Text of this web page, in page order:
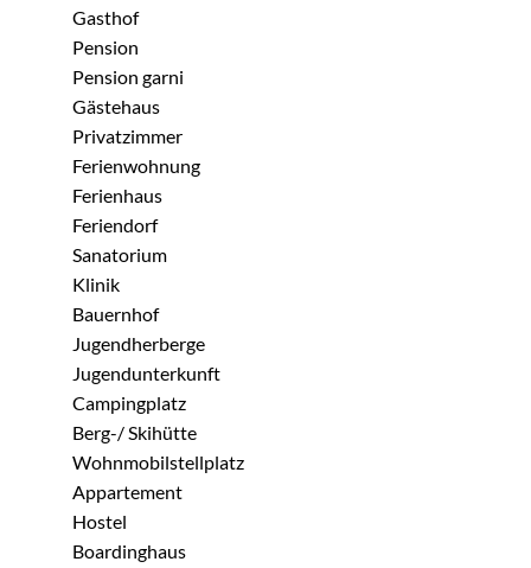
Gasthof
Pension
Pension garni
Gästehaus
Privatzimmer
Ferienwohnung
Ferienhaus
Feriendorf
Sanatorium
Klinik
Bauernhof
Jugendherberge
Jugendunterkunft
Campingplatz
Berg-/ Skihütte
Wohnmobilstellplatz
Appartement
Hostel
Boardinghaus